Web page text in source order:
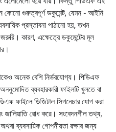
কোনো গুরুত্বপূর্ণ ডকুমেন্ট, যেমন - আইনি
প্রস্তাবনা পাঠানো হয়, তখন
কারণ, এক্ষেত্রে ডকুমেন্টের মূল
অনেক বেশি নির্ভরযোগ্য। পিডিএফ
ব্যবহারকারী ফাইলটি খুলতে বা
ফাইলে ডিজিটাল সিগনেচার যোগ করা
জালিয়াতি রোধ করে। সংবেদনশীল তথ্য,
ব্যবসায়িক গোপনীয়তা রক্ষার জন্য